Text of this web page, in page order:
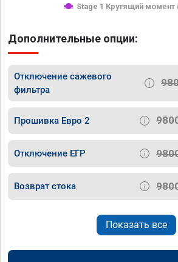
Stage 1 Крутящий
Дополнительные опции:
Отключение сажевого
фильтра
Прошивка Евро 2
Отключение ЕГР
Возврат стока
Показать все